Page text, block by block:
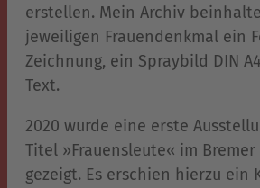
erstellen. Mein Archiv
jeweiligen Frauendenkmal ein
Zeichnung, ein Spraybild DIN
Text.
2020 wurde eine erste
Titel »Frauensleute« im Bremer
gezeigt. Es erschien hierzu ein